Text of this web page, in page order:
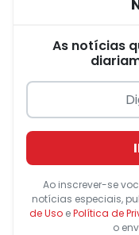
As notícias
Ao inscrever-se
notícias especiais,
de UsoePolítica de
o